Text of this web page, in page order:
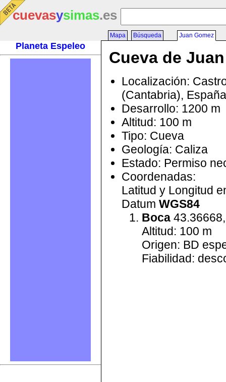
cuevasysimas.es
Planeta Espeleo
Mapa Búsqueda Juan Gomez
Cueva de
Localización:
(Cantabria), España
Desarrollo: 1200 m
Altitud: 100 m
Tipo: Cueva
Geología: Caliza
Estado: Permiso
Coordenadas:
Latitud y Longitud
Datum WGS84
Boca
Altitud: 100 m
Origen: BD
Fiabilidad: